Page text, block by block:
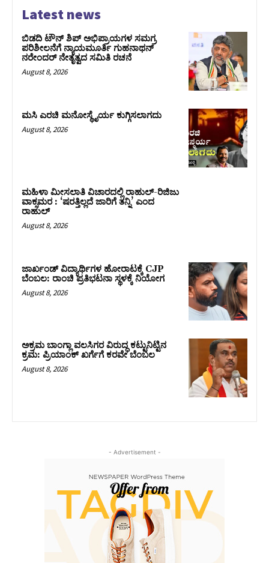
Latest news
ಬಿಡದಿ ಟೌನ್ ಶಿಪ್ ಅಭಿಪ್ರಾಯಗಳ ಸಮಗ್ರ
ಪರಿಶೀಲನೆಗೆ ನ್ಯಾಯಮೂರ್ತಿ ಗುಹನಾಥನ್
ನರೇಂದರ್ ನೇತೃತ್ವದ ಸಮಿತಿ ರಚನೆ
August 8, 2026
ಮಸಿ ಎರಚಿ ಮನೋಸ್ಥೈರ್ಯ ಕುಗ್ಗಿಸಲಾಗದು
August 8, 2026
ಮಹಿಳಾ ಮೀಸಲಾತಿ ವಿಚಾರದಲ್ಲಿ ರಾಹುಲ್‌-ರಿಜಿಜು
ವಾಕ್ಸಮರ : ‘ಷರತ್ತಿಲ್ಲದೆ ಜಾರಿಗೆ ತನ್ನಿ’ ಎಂದ
ರಾಹುಲ್‌
August 8, 2026
ಜಾರ್ಖಂಡ್‌ ವಿದ್ಯಾರ್ಥಿಗಳ ಹೋರಾಟಕ್ಕೆ CJP
ಬೆಂಬಲ: ರಾಂಚಿ ಪ್ರತಿಭಟನಾ ಸ್ಥಳಕ್ಕೆ ನಿಯೋಗ
August 8, 2026
ಅಕ್ರಮ ಬಾಂಗ್ಲಾ ವಲಸಿಗರ ವಿರುದ್ಧ ಕಟ್ಟುನಿಟ್ಟಿನ
ಕ್ರಮ: ಪ್ರಿಯಾಂಕ್ ಖರ್ಗೆಗೆ ಕರವೇ ಬೆಂಬಲ
August 8, 2026
- Advertisement -